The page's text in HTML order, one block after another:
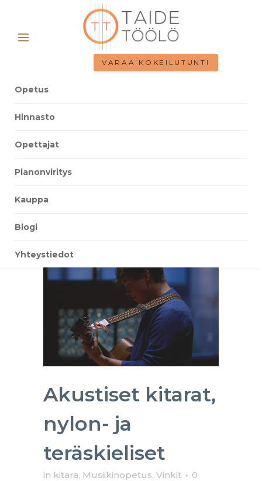
VARAA KOKEILUTUNTI
Opetus
Hinnasto
Opettajat
Pianonviritys
Kauppa
Blogi
Yhteystiedot
Akustiset kitarat,
nylon- ja
teräskieliset
in kitara, Musiikinopetus, Vinkit
0